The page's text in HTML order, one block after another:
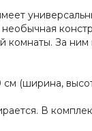
комнаты. За
(ширина,
В